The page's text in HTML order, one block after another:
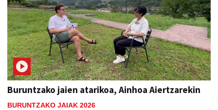
Buruntzako jaien atarikoa, Ainhoa Aiertzarekin
BURUNTZAKO JAIAK 2026